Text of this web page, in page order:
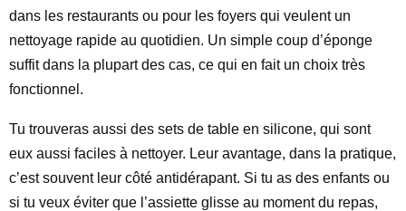
dans les restaurants ou pour les foyers qui veulent un
nettoyage rapide au quotidien. Un simple coup d’éponge
suffit dans la plupart des cas, ce qui en fait un choix très
fonctionnel.
Tu trouveras aussi des sets de table en silicone, qui sont
eux aussi faciles à nettoyer. Leur avantage, dans la pratique,
c’est souvent leur côté antidérapant. Si tu as des enfants ou
si tu veux éviter que l’assiette glisse au moment du repas,